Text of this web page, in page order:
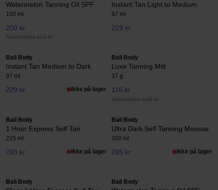
Watermelon Tanning Oil SPF
100 ml
200 kr
Normalpris 222 kr
Instant Tan Light to Medium
97 ml
229 kr
Bali Body
Instant Tan Medium to Dark
97 ml
229 kr Ikke på lager
Bali Body
Luxe Tanning Mitt
37 g
116 kr
Normalpris 128 kr
Bali Body
1 Hour Express Self Tan
225 ml
293 kr Ikke på lager
Bali Body
Ultra Dark Self Tanning Mousse
200 ml
285 kr Ikke på lager
Bali Body Bali Body